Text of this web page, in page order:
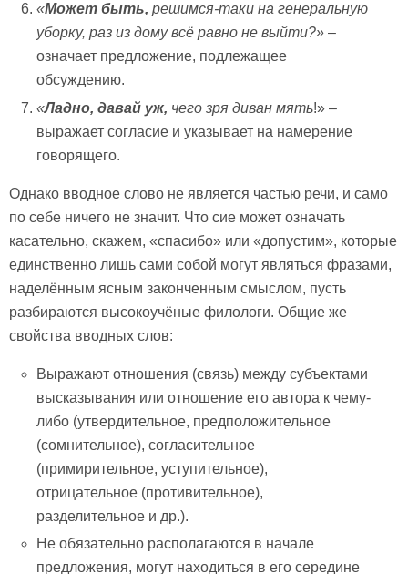
«Может быть, решимся-таки на генеральную
уборку, раз из дому всё равно не выйти?» –
означает предложение, подлежащее
обсуждению.
«Ладно, давай уж, чего зря диван мять!» –
выражает согласие и указывает на намерение
говорящего.
Однако вводное слово не является частью речи, и само
по себе ничего не значит. Что сие может означать
касательно, скажем, «спасибо» или «допустим», которые
единственно лишь сами собой могут являться фразами,
наделённым ясным законченным смыслом, пусть
разбираются высокоучёные филологи. Общие же
свойства вводных слов:
Выражают отношения (связь) между субъектами
высказывания или отношение его автора к чему-
либо (утвердительное, предположительное
(сомнительное), согласительное
(примирительное, уступительное),
отрицательное (противительное),
разделительное и др.).
Не обязательно располагаются в начале
предложения, могут находиться в его середине